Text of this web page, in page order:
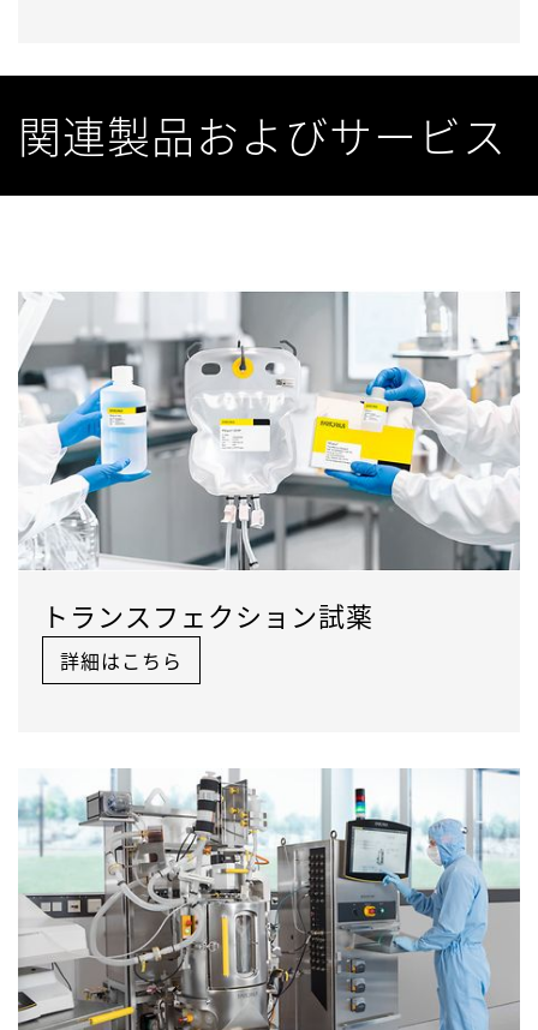
関連製品およびサービス
トランスフェクション試薬
詳細はこちら